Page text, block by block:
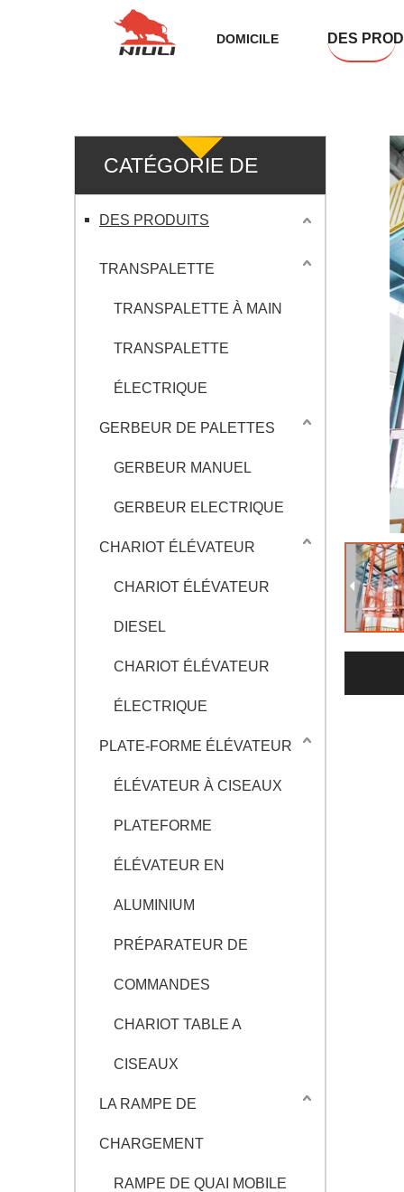
DOMICILE DES
CATÉGORIE DE
PRODUIT
DES PRODUITS
TRANSPALETTE
TRANSPALETTE À MAIN
TRANSPALETTE
ÉLECTRIQUE
GERBEUR DE PALETTES
GERBEUR MANUEL
GERBEUR ELECTRIQUE
CHARIOT ÉLÉVATEUR
CHARIOT ÉLÉVATEUR
DIESEL
CHARIOT ÉLÉVATEUR
ÉLECTRIQUE
PLATE-FORME ÉLÉVATEUR
ÉLÉVATEUR À CISEAUX
PLATEFORME
ÉLÉVATEUR EN
ALUMINIUM
PRÉPARATEUR DE
COMMANDES
CHARIOT TABLE A
CISEAUX
LA RAMPE DE
CHARGEMENT
RAMPE DE QUAI MOBILE